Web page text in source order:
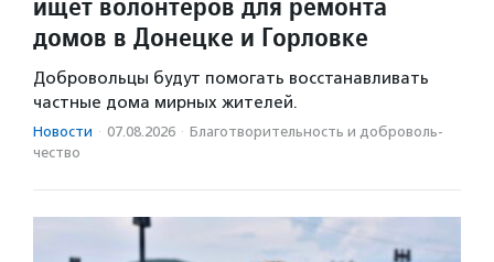
домов в Донецке и Горловке
Добровольцы будут помогать восстанавливать
частные дома мирных жителей.
Новости · 07.08.2026 · Благотвори­тель­ность и доброволь­
чест­во